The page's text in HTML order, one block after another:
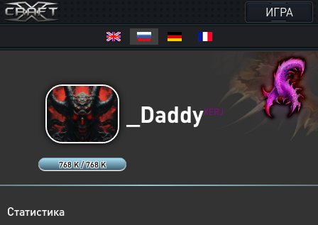
ИГРА
768 K / 768 K
_DaddyXERJ
Статистика